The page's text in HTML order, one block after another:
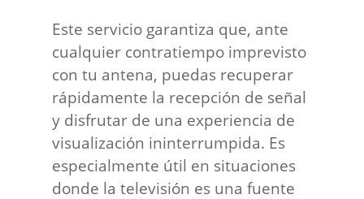
Este servicio garantiza que, ante
cualquier contratiempo imprevisto
con tu antena, puedas recuperar
rápidamente la recepción de señal
y disfrutar de una experiencia de
visualización ininterrumpida. Es
especialmente útil en situaciones
donde la televisión es una fuente